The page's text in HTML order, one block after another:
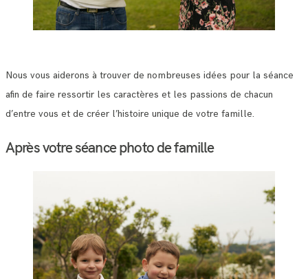
Nous vous aiderons à trouver de nombreuses idées pour la séance
afin de faire ressortir les caractères et les passions de chacun
d’entre vous et de créer l’histoire unique de votre famille.
Après votre séance photo de famille